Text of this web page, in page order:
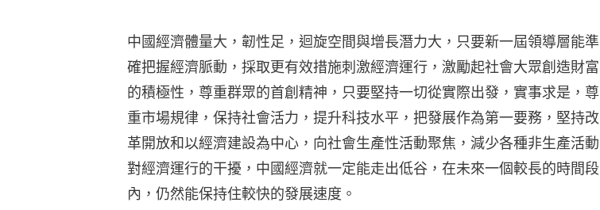
中國經濟體量大，韌性足，迴旋空間與增長潛力大，只要新一屆領導層能準
確把握經濟脈動，採取更有效措施刺激經濟運行，激勵起社會大眾創造財富
的積極性，尊重群眾的首創精神，只要堅持一切從實際出發，實事求是，尊
重市場規律，保持社會活力，提升科技水平，把發展作為第一要務，堅持改
革開放和以經濟建設為中心，向社會生產性活動聚焦，減少各種非生產活動
對經濟運行的干擾，中國經濟就一定能走出低谷，在未來一個較長的時間段
內，仍然能保持住較快的發展速度。